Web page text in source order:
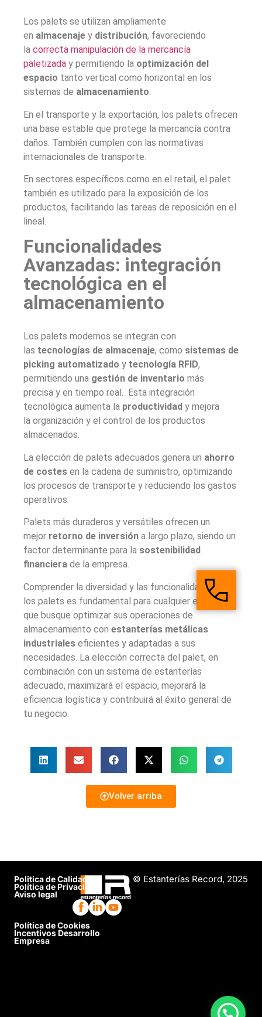
Los palets se utilizan ampliamente
en almacenaje y distribución, favoreciendo
la correcta manipulación de la mercancía
paletizada y permitiendo la optimización del
espacio tanto vertical como horizontal en los
sistemas de almacenamiento.
En el transporte y la exportación, los palets ofrecen
una base estable que protege la mercancía contra
daños. También cumplen con las normativas
internacionales de transporte.
En sectores específicos como en el retail, el palet
también es utilizado para la exposición de los
productos, facilitando las tareas de reposición en el
lineal.
Funcionalidades
Avanzadas: integración
tecnológica en el
almacenamiento
Los palets modernos se integran con
las tecnologías de almacenaje, como sistemas de
picking automatizado y tecnología RFID,
permitiendo una gestión de inventario más
precisa y en tiempo real. Esta integración
tecnológica aumenta la productividad y mejora
la organización y el control de los productos
almacenados.
La elección de palets adecuados genera un ahorro
de costes en la cadena de suministro, optimizando
los procesos de transporte y reduciendo los gastos
operativos.
Palets más duraderos y versátiles ofrecen un
mejor retorno de inversión a largo plazo, siendo un
factor determinante para la sostenibilidad
financiera de la empresa.
Comprender la diversidad y las funcionalidades de
los palets es fundamental para cualquier empresa
que busque optimizar sus operaciones de
almacenamiento con estanterías metálicas
industriales eficientes y adaptadas a sus
necesidades. La elección correcta del palet, en
combinación con un sistema de estanterías
adecuado, maximizará el espacio, mejorará la
eficiencia logística y contribuirá al éxito general de
tu negocio.
Volver arriba
Politica de Calidad
Política de Privacidad
Aviso legal
Política de Cookies
Incentivos Desarrollo
Empresa
© Estanterías Record, 2025